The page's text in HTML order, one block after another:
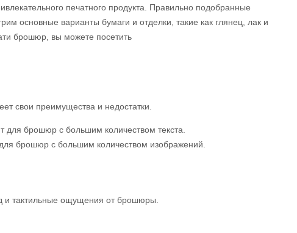
печатного продукта. Правильно подобранные
основные варианты бумаги и отделки, такие как глянец, лак и
брошюр, вы можете посетить
свои преимущества и недостатки.
для брошюр с большим количеством текста.
брошюр с большим количеством изображений.
и тактильные ощущения от брошюры.